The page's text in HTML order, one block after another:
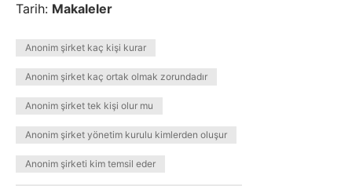
Tarih: Makaleler
Anonim şirket kaç kişi kurar
Anonim şirket kaç ortak olmak zorundadır
Anonim şirket tek kişi olur mu
Anonim şirket yönetim kurulu kimlerden oluşur
Anonim şirketi kim temsil eder